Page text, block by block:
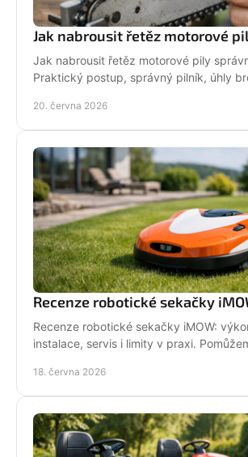
Jak nabrousit řetěz motorové
Jak nabrousit řetěz motorové pily
Praktický postup, správný pilník, úhly
20. června 2026
Recenze robotické sekačky
Recenze robotické sekačky iMOW:
instalace, servis i limity v praxi.
18. června 2026